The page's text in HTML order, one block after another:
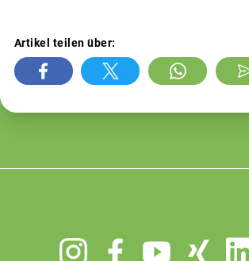
Artikel teilen über: